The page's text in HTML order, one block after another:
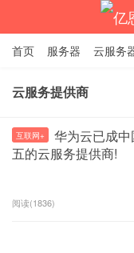
亿
首页 服务器 云服务
云服务提供商
互联网+
华为云已成
五的云服务提供商!
阅读(1836)